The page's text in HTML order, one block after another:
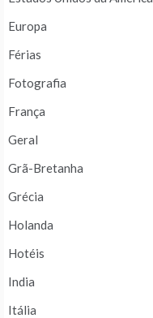
Europa
Férias
Fotografia
França
Geral
Grã-Bretanha
Grécia
Holanda
Hotéis
India
Itália